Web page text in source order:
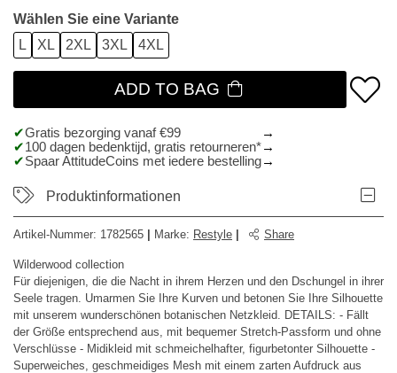
Wählen Sie eine Variante
L
XL 2XL 3XL 4XL
ADD TO BAG
Gratis bezorging vanaf €99
100 dagen bedenktijd, gratis retourneren*
Spaar AttitudeCoins met iedere bestelling
Produktinformationen
Artikel-Nummer: 1782565 Marke: Restyle Share
Wilderwood collection
Für diejenigen, die die Nacht in ihrem Herzen und den Dschungel in ihrer
Seele tragen. Umarmen Sie Ihre Kurven und betonen Sie Ihre Silhouette
mit unserem wunderschönen botanischen Netzkleid. DETAILS: - Fällt
der Größe entsprechend aus, mit bequemer Stretch-Passform und ohne
Verschlüsse - Midikleid mit schmeichelhafter, figurbetonter Silhouette -
Superweiches, geschmeidiges Mesh mit einem zarten Aufdruck aus